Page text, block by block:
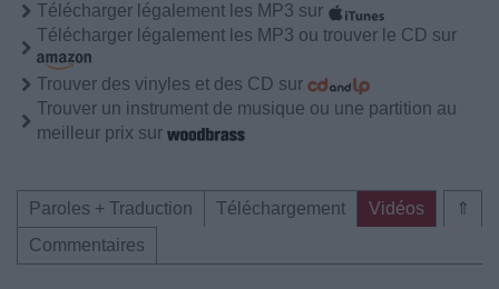
Télécharger légalement les MP3 sur
Télécharger légalement les MP3 ou trouver le CD sur
Trouver des vinyles et des CD sur
Trouver un instrument de musique ou une partition au
meilleur prix sur
⇑
Paroles + Traduction Téléchargement
Vidéos
Commentaires